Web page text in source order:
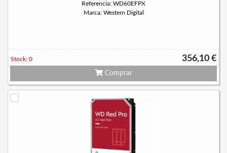
Referencia: WD60EFPX
Marca: Western Digital
356,10 €
Stock: 0
Comprar